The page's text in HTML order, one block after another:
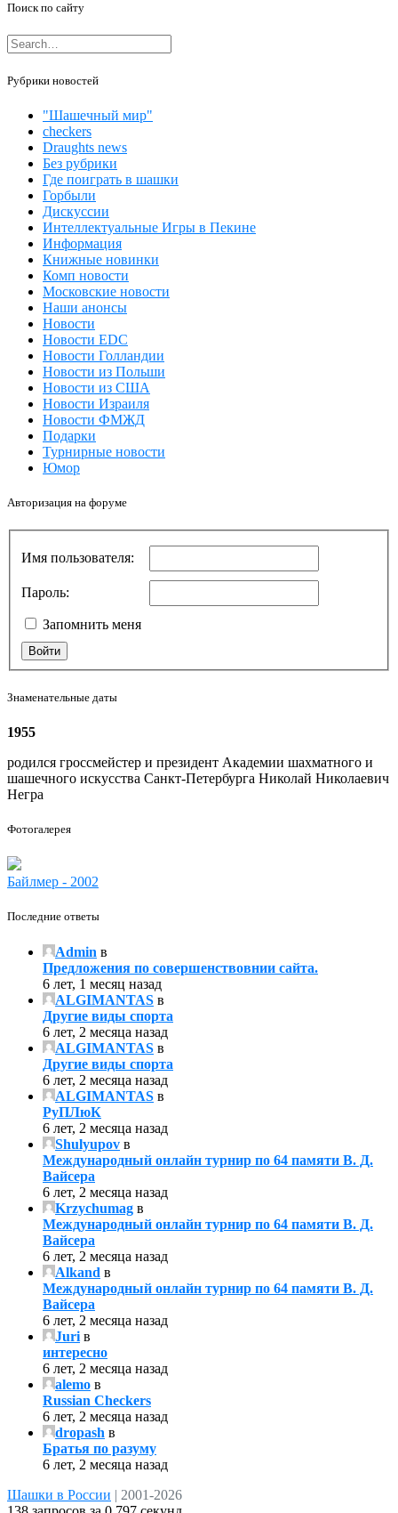
Поиск по сайту
Рубрики новостей
"Шашечный мир"
checkers
Draughts news
Без рубрики
Где поиграть в шашки
Горбыли
Дискуссии
Интеллектуальные Игры в Пекине
Информация
Книжные новинки
Комп новости
Московские новости
Наши анонсы
Новости
Новости EDC
Новости Голландии
Новости из Польши
Новости из США
Новости Израиля
Новости ФМЖД
Подарки
Турнирные новости
Юмор
Авторизация на форуме
Имя пользователя:
Пароль:
Запомнить меня
Войти
Знаменательные даты
1955
родился гроссмейстер и президент Академии шахматного и
шашечного искусства Санкт-Петербурга Николай Николаевич
Негра
Фотогалерея
Байлмер - 2002
Последние ответы
Admin в
Предложения по совершенствовнии сайта.
6 лет, 1 месяц назад
ALGIMANTAS в
Другие виды спорта
6 лет, 2 месяца назад
ALGIMANTAS в
Другие виды спорта
6 лет, 2 месяца назад
ALGIMANTAS в
РуПЛюК
6 лет, 2 месяца назад
Shulyupov в
Международный онлайн турнир по 64 памяти В. Д.
Вайсера
6 лет, 2 месяца назад
Krzychumag в
Международный онлайн турнир по 64 памяти В. Д.
Вайсера
6 лет, 2 месяца назад
Alkand в
Международный онлайн турнир по 64 памяти В. Д.
Вайсера
6 лет, 2 месяца назад
Juri в
интересно
6 лет, 2 месяца назад
alemo в
Russian Checkers
6 лет, 2 месяца назад
dropash в
Братья по разуму
6 лет, 2 месяца назад
Шашки в России | 2001-2026